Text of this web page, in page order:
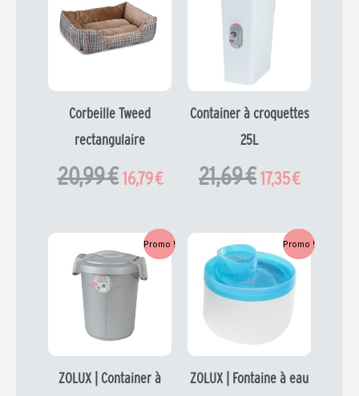
Corbeille Tweed
rectangulaire
20,99€
initial
était :
16,79€
Container à croquettes
25L
21,69€
était :
21,69 €.
17,35€
Promo !
ZOLUX | Container à
prix
initial
était :
7,39 €.
Le
Promo !
ZOLUX | Fontaine à eau
prix
initial
25,99 €.
Le